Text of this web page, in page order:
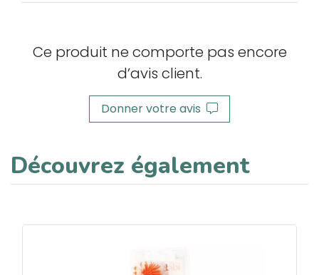
Ce produit ne comporte pas encore
d’avis client.
Donner votre avis
Découvrez également